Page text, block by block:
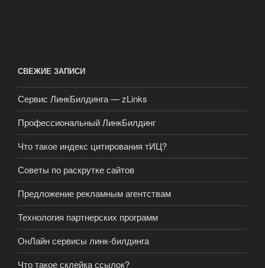
СВЕЖИЕ ЗАПИСИ
Сервис ЛинкБилдинга — zLinks
Профессиональный ЛинкБилдинг
Что такое индекс цитирования тИЦ?
Советы по раскрутке сайтов
Предложение рекламным агентствам
Технология партнерских программ
ОнЛайн сервисы линк-билдинга
Что такое склейка ссылок?